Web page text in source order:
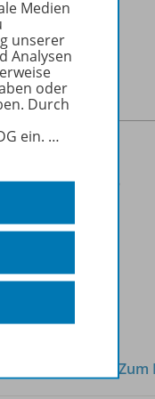
3-14-109202-8
Zum
Medien
unserer
Analysen
oder
Durch
ein. …